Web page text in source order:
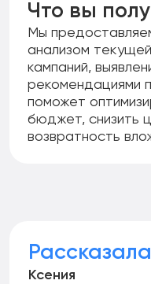
Что вы
Мы
анализом
кампаний,
рекомендациями
поможет
бюджет, снизить
возвратность
Ксения